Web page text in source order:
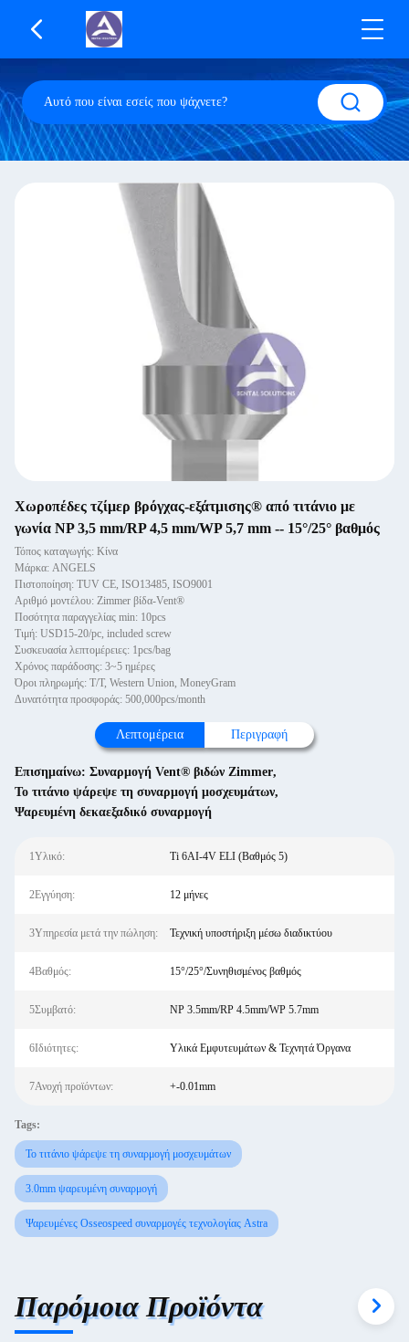
Χωροπέδες τζίμερ βρόγχας-εξάτμισης® από τιτάνιο με
γωνία NP 3,5 mm/RP 4,5 mm/WP 5,7 mm -- 15°/25° βαθμός
Τόπος καταγωγής: Κίνα
Μάρκα: ANGELS
Πιστοποίηση: TUV CE, ISO13485, ISO9001
Αριθμό μοντέλου: Zimmer βίδα-Vent®
Ποσότητα παραγγελίας min: 10pcs
Τιμή: USD15-20/pc, included screw
Συσκευασία λεπτομέρειες: 1pcs/bag
Χρόνος παράδοσης: 3~5 ημέρες
Όροι πληρωμής: T/T, Western Union, MoneyGram
Δυνατότητα προσφοράς: 500,000pcs/month
Λεπτομέρεια Περιγραφή
Επισημαίνω: Συναρμογή Vent® βιδών Zimmer,
Το τιτάνιο ψάρεψε τη συναρμογή μοσχευμάτων,
Ψαρευμένη δεκαεξαδικό συναρμογή
1Υλικό: Ti 6AI-4V ELI (Βαθμός 5)
2Εγγύηση: 12 μήνες
3Υπηρεσία μετά την πώληση: Τεχνική υποστήριξη μέσω διαδικτύου
4Βαθμός: 15°/25°/Συνηθισμένος βαθμός
5Συμβατό: NP 3.5mm/RP 4.5mm/WP 5.7mm
6Ιδιότητες: Υλικά Εμφυτευμάτων & Τεχνητά Όργανα
7Ανοχή προϊόντων: +-0.01mm
Tags:
Το τιτάνιο ψάρεψε τη συναρμογή μοσχευμάτων
3.0mm ψαρευμένη συναρμογή
Ψαρευμένες Osseospeed συναρμογές τεχνολογίας Astra
Παρόμοια Προϊόντα